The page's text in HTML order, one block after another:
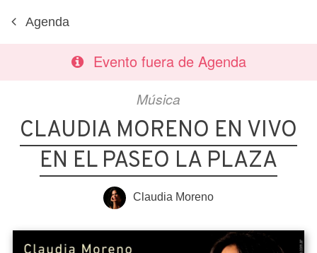
Agenda
Evento fuera de Agenda
Música
CLAUDIA MORENO EN VIVO
EN EL PASEO LA PLAZA
Claudia Moreno